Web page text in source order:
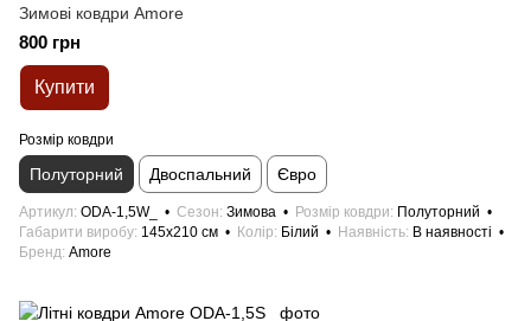
Зимові ковдри Amore
800 грн
Купити
Розмір ковдри
Полуторний Двоспальний Євро
Артикул ODA-1,5W_ Сезон Зимова Розмір ковдри
Полуторний
Габарити виробу 145x210 см Колір Білий Наявність В наявності
Бренд Amore